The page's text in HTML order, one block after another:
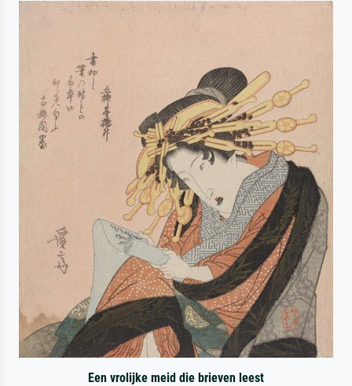
Een vrolijke meid die brieven leest